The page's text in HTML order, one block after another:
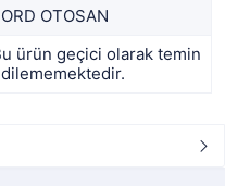
OTOSAN
ürün geçici olarak temin